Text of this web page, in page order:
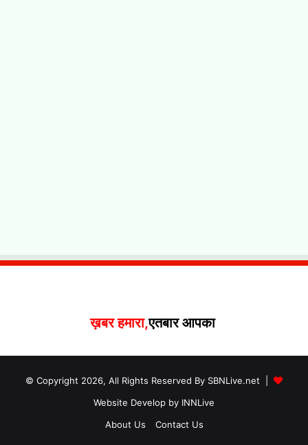
ख़बर हमारा,एतबार आपका
© Copyright 2026, All Rights Reserved By SBNLive.net |
Website Develop by INNLive
About Us
Contact Us